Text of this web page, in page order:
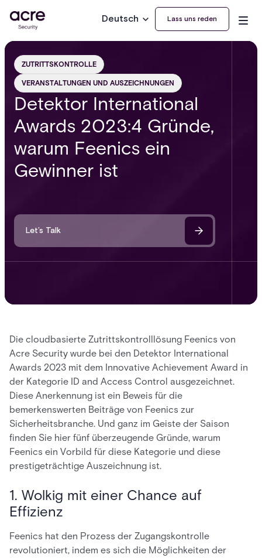
Deutsch Lass uns reden
ZUTRITTSKONTROLLE
VERANSTALTUNGEN UND AUSZEICHNUNGEN
Detektor International
Awards 2023:4 Gründe,
warum Feenics ein
Gewinner ist
Let’s Talk
Die cloudbasierte Zutrittskontrolllösung Feenics von
Acre Security wurde bei den Detektor International
Awards 2023 mit dem Innovative Achievement Award in
der Kategorie ID and Access Control ausgezeichnet.
Diese Anerkennung ist ein Beweis für die
bemerkenswerten Beiträge von Feenics zur
Sicherheitsbranche. Und ganz im Geiste der Saison
finden Sie hier fünf überzeugende Gründe, warum
Feenics ein Vorbild für diese Kategorie und diese
prestigeträchtige Auszeichnung ist.
1. Wolkig mit einer Chance auf
Effizienz
Feenics hat den Prozess der Zugangskontrolle
revolutioniert, indem es sich die Möglichkeiten der